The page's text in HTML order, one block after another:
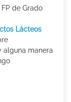
de Grado
Lácteos
alguna manera